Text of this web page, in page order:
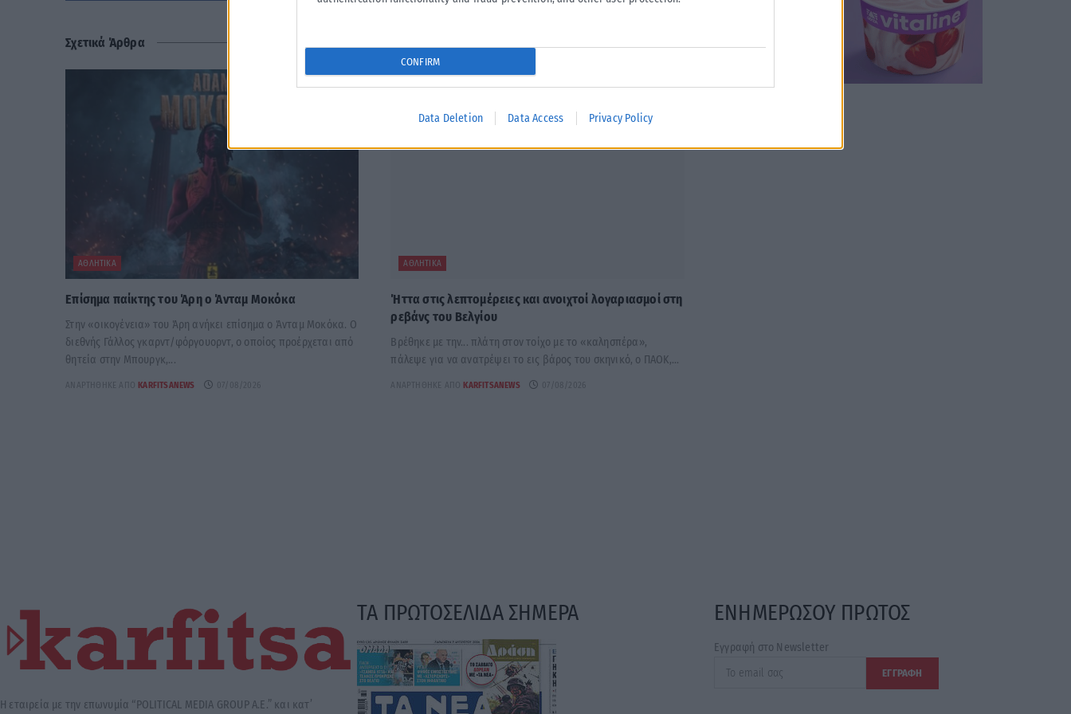
CONFIRM
Data Deletion Data Access Privacy Policy
Σχετικά Άρθρα
ΑΘΛΗΤΙΚΆ
Επίσημα παίκτης του Άρη ο Άνταμ Μοκόκα
Στην «οικογένεια» του Άρη ανήκει επίσημα ο Άνταμ Μοκόκα. Ο
διεθνής Γάλλος γκαρντ/φόργουορντ, ο οποίος προέρχεται από
θητεία στην Μπουργκ,...
KARFITSANEWS 07/08/2026
ΑΘΛΗΤΙΚΆ
Ήττα στις λεπτομέρειες και ανοιχτοί λογαριασμοί στη
ρεβάνς του Βελγίου
Βρέθηκε με την... πλάτη στον τοίχο με το «καλησπέρα»,
πάλεψε για να ανατρέψει το εις βάρος του σκηνικό, ο ΠΑΟΚ,...
KARFITSANEWS 07/08/2026
Η εταιρεία με την επωνυμία “POLITICAL MEDIA GROUP A.E.” και κατ’
ΤΑ ΠΡΩΤΟΣΕΛΙΔΑ ΣΗΜΕΡΑ ΕΝΗΜΕΡΩΣΟΥ ΠΡΩΤΟΣ
Εγγραφή στο Newsletter